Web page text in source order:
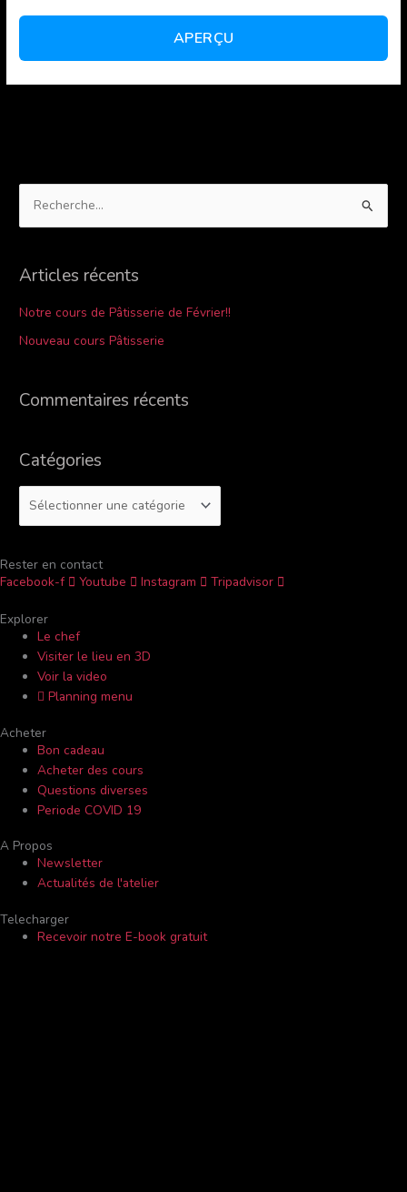
e
h
e
e
Articles récents
Notre cours de Pâtisserie de Février!!
Nouveau cours Pâtisserie
Commentaires récents
Catégories
Rester en contact
Facebook-f
Youtube Instagram Tripadvisor
Explorer
Le chef
Visiter le lieu en 3D
Voir la video
Planning menu
Acheter
Bon cadeau
Acheter des cours
Questions diverses
Periode COVID 19
A Propos
Newsletter
Actualités de l'atelier
Telecharger
Recevoir notre E-book gratuit